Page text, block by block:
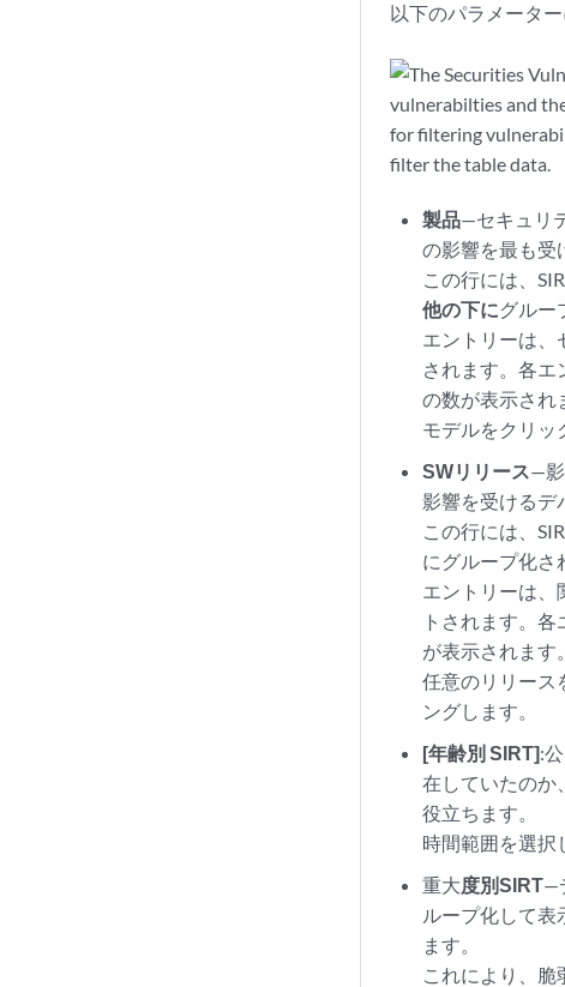
以下のパラメータ
製品—セキュリ
の影響を最も受
この行には、
他の下にグルー
エントリーは、
されます。各エ
の数が表示され
モデルをクリッ
SWリリース—影
影響を受けるデ
この行には、
にグループ化さ
エントリーは、
トされます。
が表示されます。
任意のリリース
ングします。
[年齢別 SIRT]:
在していたのか
役立ちます。
時間範囲を選択
重大度別SIRT—
ループ化して表
ます。
これにより、脆